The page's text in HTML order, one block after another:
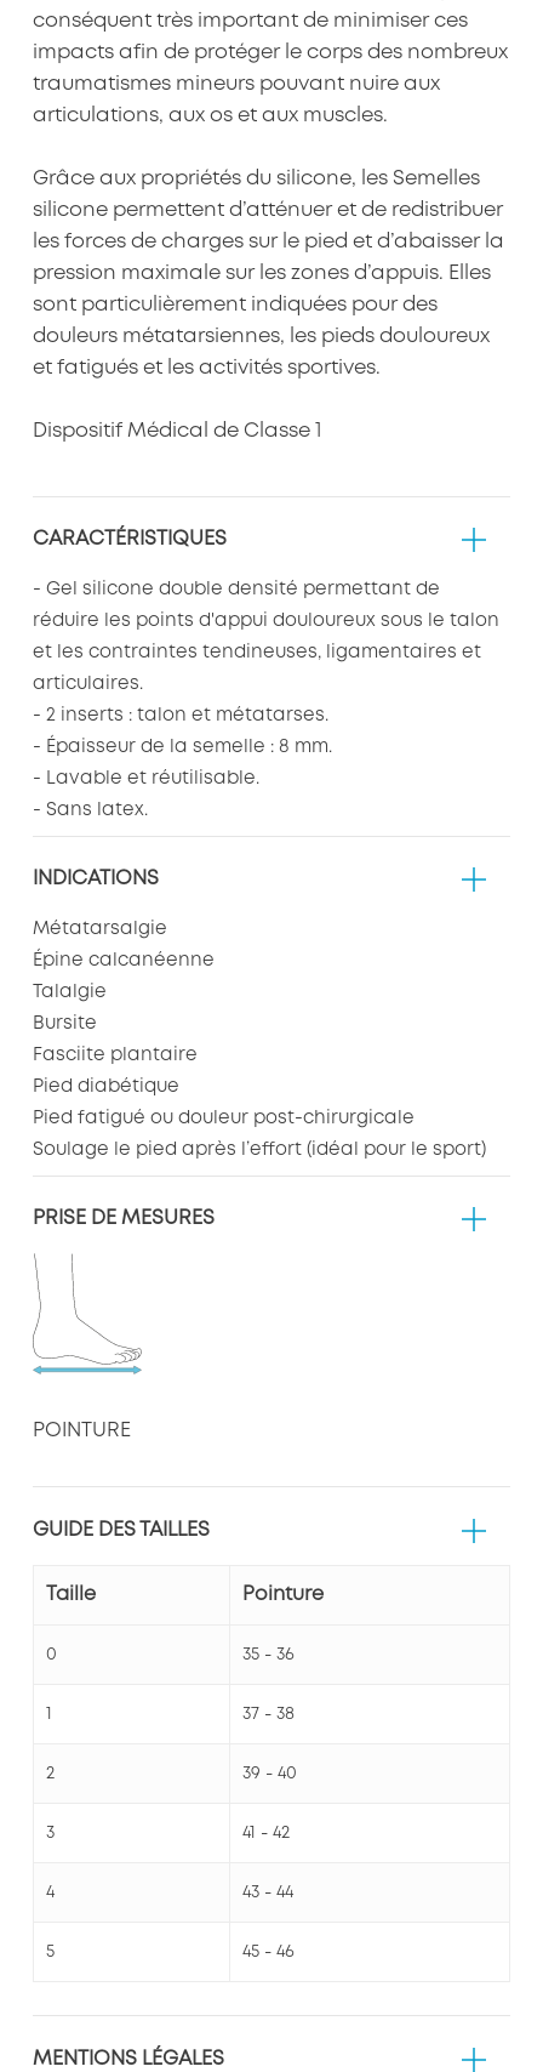
conséquent très important de minimiser ces
impacts afin de protéger le corps des nombreux
traumatismes mineurs pouvant nuire aux
articulations, aux os et aux muscles.
Grâce aux propriétés du silicone, les Semelles
silicone permettent d’atténuer et de redistribuer
les forces de charges sur le pied et d’abaisser la
pression maximale sur les zones d’appuis. Elles
sont particulièrement indiquées pour des
douleurs métatarsiennes, les pieds douloureux
et fatigués et les activités sportives.
Dispositif Médical de Classe 1
CARACTÉRISTIQUES
- Gel silicone double densité permettant de
réduire les points d'appui douloureux sous le talon
et les contraintes tendineuses, ligamentaires et
articulaires.
- 2 inserts : talon et métatarses.
- Épaisseur de la semelle : 8 mm.
- Lavable et réutilisable.
- Sans latex.
INDICATIONS
Métatarsalgie
Épine calcanéenne
Talalgie
Bursite
Fasciite plantaire
Pied diabétique
Pied fatigué ou douleur post-chirurgicale
Soulage le pied après l’effort (idéal pour le sport)
PRISE DE MESURES
POINTURE
GUIDE DES TAILLES
Taille Pointure
0 35 - 36
37 - 38
2 39 - 40
3 41 - 42
4 43 - 44
5 45 - 46
MENTIONS LÉGALES